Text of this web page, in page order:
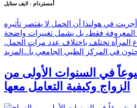
أمستردام - لايف ستايل
في هولندا أن الحمل لا يقتصر تأثيره
المعروفة فقط، بل يشمل تغييرات واضحة
المرأة تختلف باختلاف عدد مرات الحمل.
في المركز الطبي الجامعي بأ... المزيد
في السنوات الأولى من
الزواج وكيفية التعامل معها